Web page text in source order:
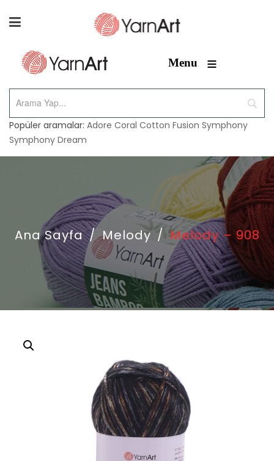
Menu ≡
Popüler aramalar: Adore Coral Cotton Fusion Symphony
Symphony Dream
Ana Sayfa / Melody / Melody – 908